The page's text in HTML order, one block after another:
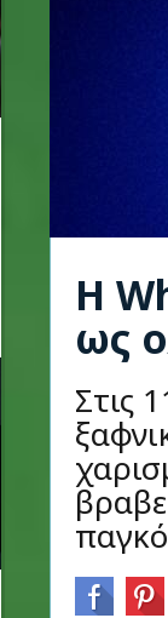
Η
ως
Στις